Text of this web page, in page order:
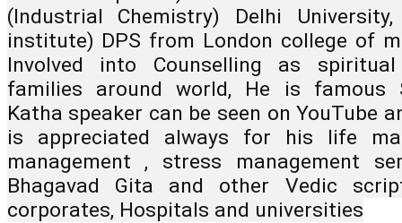
(Industrial Chemistry) Delhi
institute) DPS from London college of
Involved into Counselling as
families around world, He is famous
Katha speaker can be seen on YouTube
is appreciated always for his life
management , stress management
Bhagavad Gita and other Vedic
corporates, Hospitals and universities